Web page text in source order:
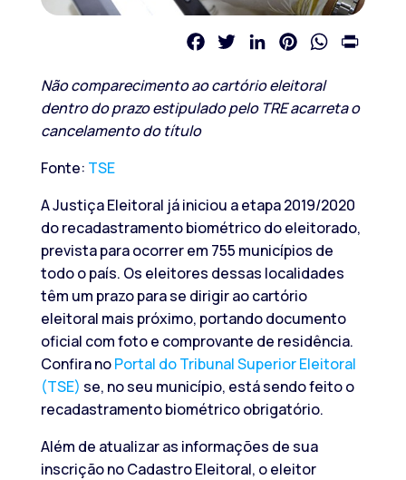
FacebookTwitterLinkedInPinterestWhatsApp
Não comparecimento ao cartório eleitoral
dentro do prazo estipulado pelo TRE acarreta o
cancelamento do título
Fonte: TSE
A Justiça Eleitoral já iniciou a etapa 2019/2020
do recadastramento biométrico do eleitorado,
prevista para ocorrer em 755 municípios de
todo o país. Os eleitores dessas localidades
têm um prazo para se dirigir ao cartório
eleitoral mais próximo, portando documento
oficial com foto e comprovante de residência.
Confira noPortal do Tribunal Superior Eleitoral
(TSE) se, no seu município, está sendo feito o
recadastramento biométrico obrigatório.
Além de atualizar as informações de sua
inscrição no Cadastro Eleitoral, o eleitor